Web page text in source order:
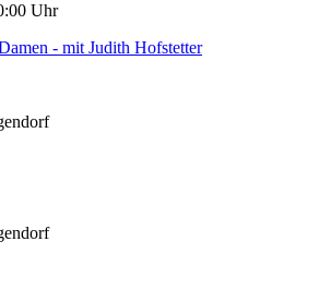
Uhr
- mit Judith Hofstetter